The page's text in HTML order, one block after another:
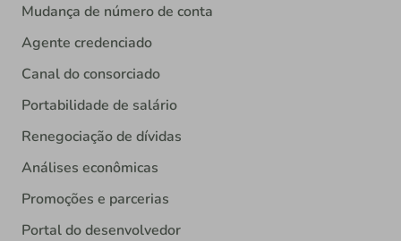
Mudança de número de conta
Agente credenciado
Canal do consorciado
Portabilidade de salário
Renegociação de dívidas
Análises econômicas
Promoções e parcerias
Portal do desenvolvedor